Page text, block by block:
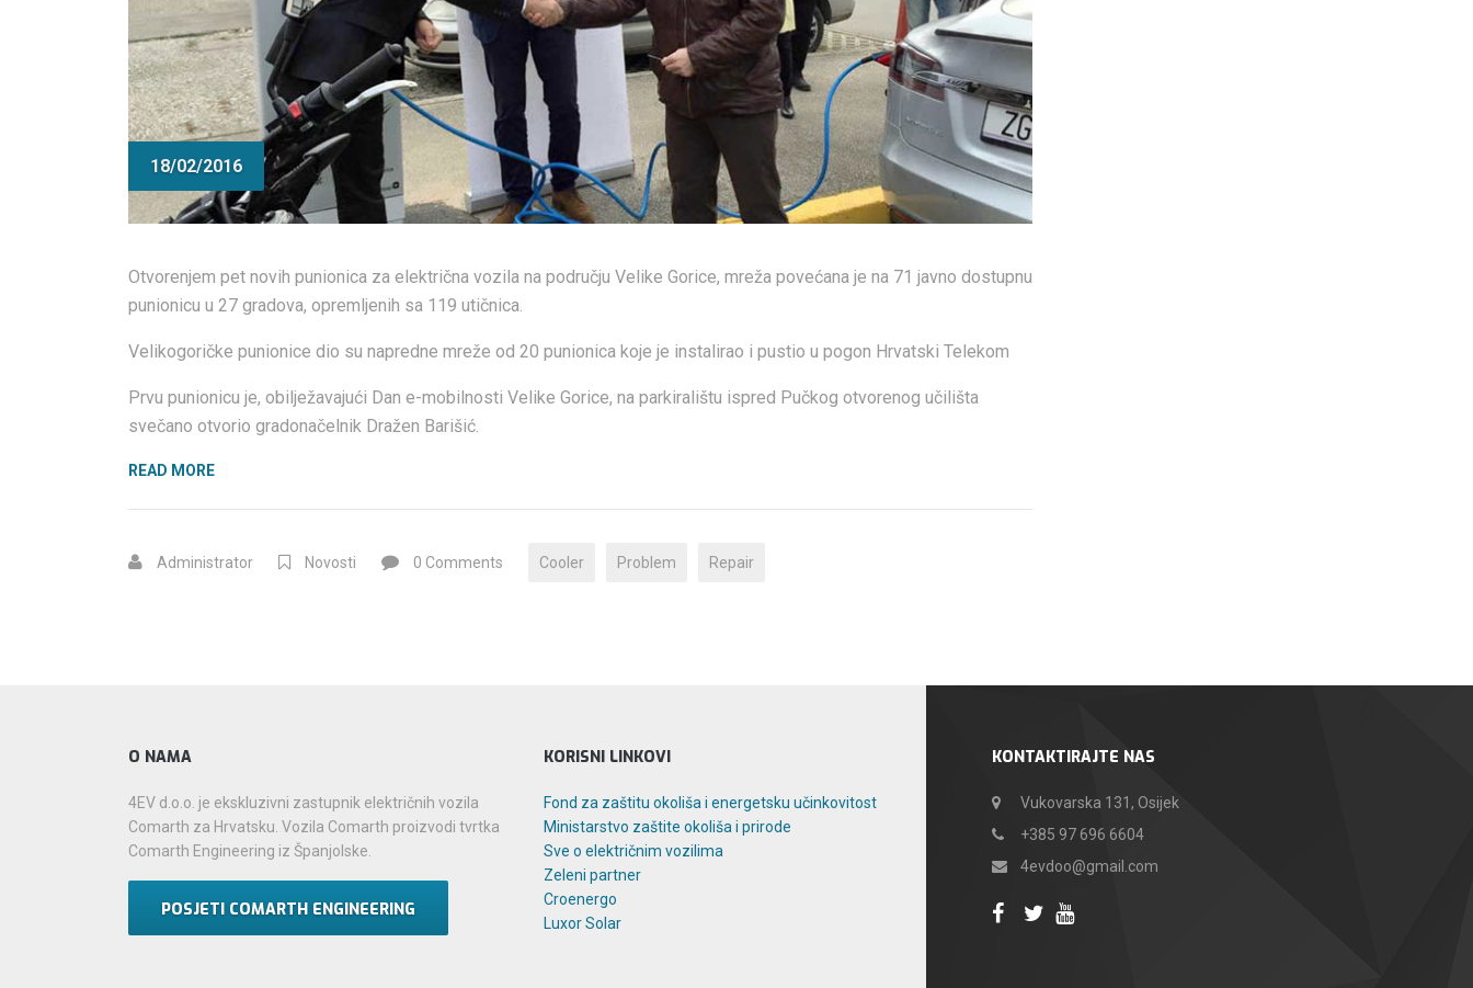
18/02/2016
Otvorenjem pet novih punionica za električna vozila na području Velike Gorice, mreža povećana je na 71 javno dostupnu
punionicu u 27 gradova, opremljenih sa 119 utičnica.
Velikogoričke punionice dio su napredne mreže od 20 punionica koje je instalirao i pustio u pogon Hrvatski Telekom
Prvu punionicu je, obilježavajući Dan e-mobilnosti Velike Gorice, na parkiralištu ispred Pučkog otvorenog učilišta
svečano otvorio gradonačelnik Dražen Barišić.
READ MORE“VELIKA
PUNIONICA
Administrator Novosti 0 Comments Cooler Problem Repair
KONTAKTIRAJTE NAS
Vukovarska 131, Osijek
+385 97 696 6604
4evdoo@gmail.com
O NAMA
4EV d.o.o. je ekskluzivni zastupnik električnih vozila
Comarth za Hrvatsku. Vozila Comarth proizvodi tvrtka
Comarth Engineering iz Španjolske.
POSJETI COMARTH ENGINEERING
KORISNI LINKOVI
Fond za zaštitu okoliša i energetsku učinkovitost
Ministarstvo zaštite okoliša i prirode
Sve o električnim vozilima
Zeleni partner
Croenergo
Luxor Solar